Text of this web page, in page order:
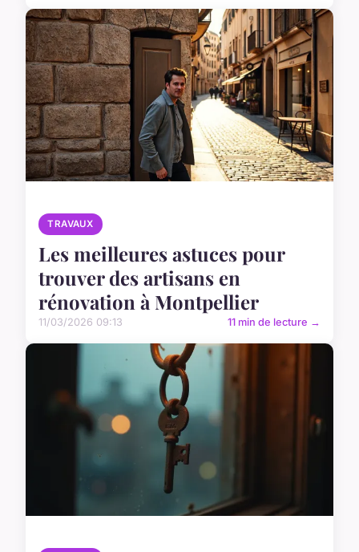
TRAVAUX
Les meilleures astuces pour
trouver des artisans en
rénovation à Montpellier
11/03/2026 09:13 11 min de lecture →